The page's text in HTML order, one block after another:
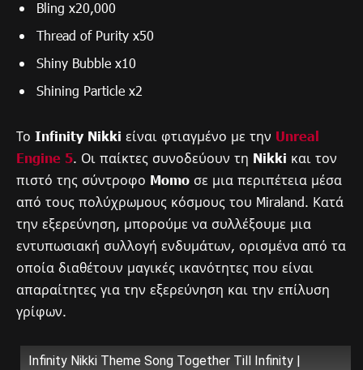
Bling x20,000
Thread of Purity x50
Shiny Bubble x10
Shining Particle x2
Το Infinity Nikki είναι φτιαγμένο με την Unreal
Engine 5. Οι παίκτες συνοδεύουν τη Nikki και τον
πιστό της σύντροφο Momo σε μια περιπέτεια μέσα
από τους πολύχρωμους κόσμους του Miraland. Κατά
την εξερεύνηση, μπορούμε να συλλέξουμε μια
εντυπωσιακή συλλογή ενδυμάτων, ορισμένα από τα
οποία διαθέτουν μαγικές ικανότητες που είναι
απαραίτητες για την εξερεύνηση και την επίλυση
γρίφων.
Infinity Nikki Theme Song Together Till Infinity |